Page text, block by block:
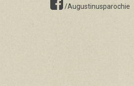
/Augustinusparochie